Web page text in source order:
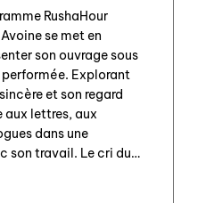
RushaHour
se met en
son ouvrage sous
performée. Explorant
et son regard
aux lettres, aux
dans une
son travail. Le cri du